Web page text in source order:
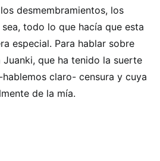
desmembramientos, los
todo lo que hacía que esta
especial. Para hablar sobre
que ha tenido la suerte
claro- censura y cuya
de la mía.